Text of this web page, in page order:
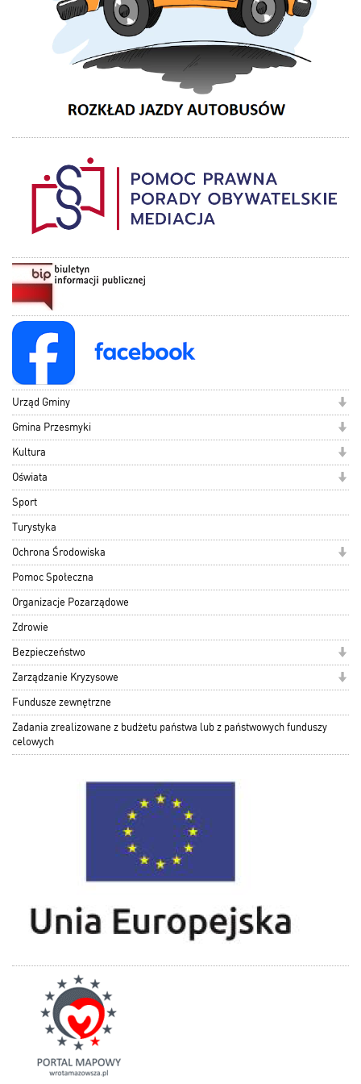
Urząd Gminy
Gmina Przesmyki
Kultura
Oświata
Sport
Turystyka
Ochrona Środowiska
Pomoc Społeczna
Organizacje Pozarządowe
Zdrowie
Bezpieczeństwo
Zarządzanie Kryzysowe
Fundusze zewnętrzne
Zadania zrealizowane z budżetu państwa lub z państwowych funduszy
celowych